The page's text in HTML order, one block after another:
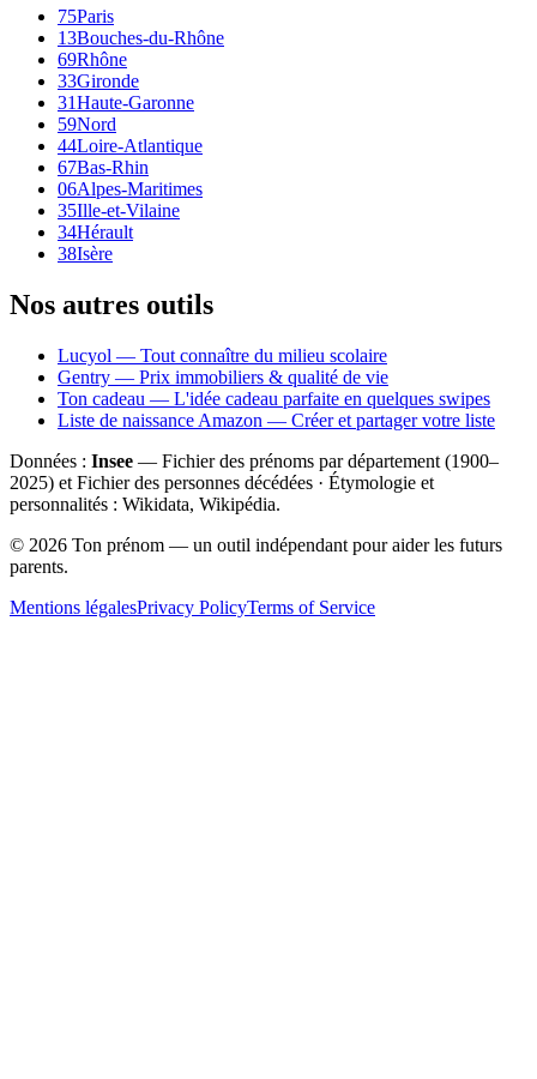
75Paris
13Bouches-du-Rhône
69Rhône
33Gironde
31Haute-Garonne
59Nord
44Loire-Atlantique
67Bas-Rhin
06Alpes-Maritimes
35Ille-et-Vilaine
34Hérault
38Isère
Nos autres outils
Lucyol — Tout connaître du milieu scolaire
Gentry — Prix immobiliers & qualité de vie
Ton cadeau — L'idée cadeau parfaite en quelques swipes
Liste de naissance Amazon — Créer et partager votre liste
Données : Insee — Fichier des prénoms par département (1900–
2025) et Fichier des personnes décédées · Étymologie et
personnalités : Wikidata, Wikipédia.
© 2026 Ton prénom — un outil indépendant pour aider les futurs
parents.
Mentions légalesPrivacy PolicyTerms of Service